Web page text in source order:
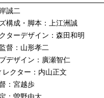
誠二
構成・脚本：上江洲誠
ターデザイン：森田和明
督：山形孝二
デザイン：廣瀬智仁
レクター：内山正文
：宮越歩